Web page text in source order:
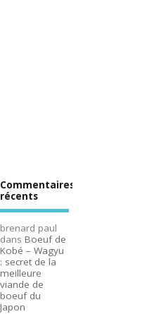
Commentaires
récents
brenard paul
dans Boeuf de
Kobé – Wagyu
: secret de la
meilleure
viande de
boeuf du
Japon